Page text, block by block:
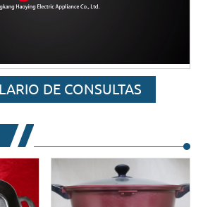
DE CONSULTAS